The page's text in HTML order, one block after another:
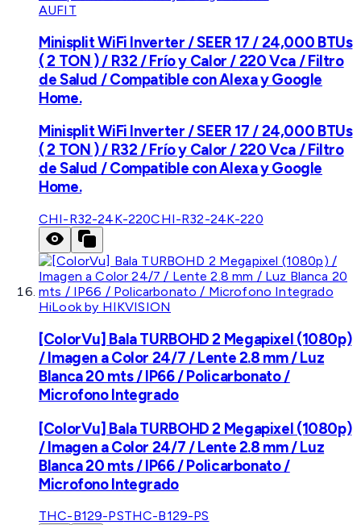
AUFIT
Minisplit WiFi Inverter / SEER 17 / 24,000 BTUs
( 2 TON ) / R32 / Frío y Calor / 220 Vca / Filtro
de Salud / Compatible con Alexa y Google
Home.
Minisplit WiFi Inverter / SEER 17 / 24,000 BTUs
( 2 TON ) / R32 / Frío y Calor / 220 Vca / Filtro
de Salud / Compatible con Alexa y Google
Home.
CHI-R32-24K-220CHI-R32-24K-220
HiLook by HIKVISION
[ColorVu] Bala TURBOHD 2 Megapixel (1080p)
/ Imagen a Color 24/7 / Lente 2.8 mm / Luz
Blanca 20 mts / IP66 / Policarbonato /
Microfono Integrado
[ColorVu] Bala TURBOHD 2 Megapixel (1080p)
/ Imagen a Color 24/7 / Lente 2.8 mm / Luz
Blanca 20 mts / IP66 / Policarbonato /
Microfono Integrado
THC-B129-PSTHC-B129-PS